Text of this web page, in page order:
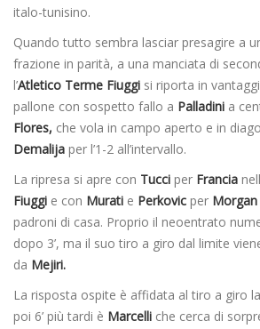
italo-tunisino.
Quando tutto sembra lasciar presagire a
frazione in parità, a una manciata di
l’Atletico Terme Fiuggi si riporta in
pallone con sospetto fallo a Palladini a
Flores, che vola in campo aperto e in
Demalija per l’1-2 all’intervallo.
La ripresa si apre con Tucci per Francia
Fiuggi e con Murati e Perkovic per Morgan
padroni di casa. Proprio il neoentrato
dopo 3’, ma il suo tiro a giro dal limite
da Mejiri.
La risposta ospite è affidata al tiro a giro
poi 6’ più tardi è Marcelli che cerca di